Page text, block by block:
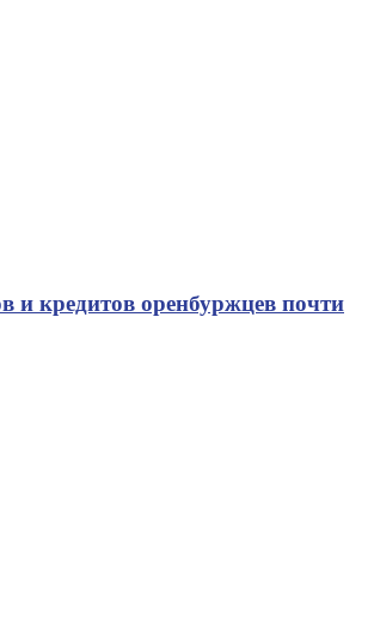
и кредитов оренбуржцев почти